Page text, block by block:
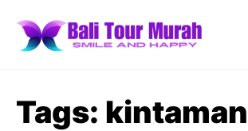
content
Tags: